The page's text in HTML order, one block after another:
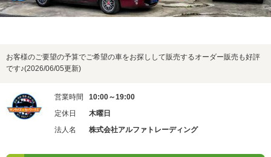
お客様のご要望の予算でご希望の車をお探しして販売するオーダー販売も好評
です♪(2026/06/05更新)
営業時間
10:00～19:00
定休日
木曜日
法人名
株式会社アルファトレーディング